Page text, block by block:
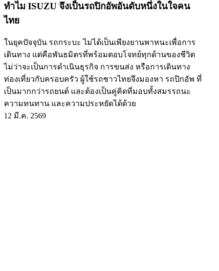
ทำไม ISUZU จึงเป็นรถปิกอัพอันดับหนึ่งในใจคน
ไทย
ในยุคปัจจุบัน รถกระบะ ไม่ได้เป็นเพียงยานพาหนะเพื่อการ
เดินทาง แต่คือพันธมิตรที่พร้อมตอบโจทย์ทุกด้านของชีวิต
ไม่ว่าจะเป็นการดำเนินธุรกิจ การขนส่ง หรือการเดินทาง
ท่องเที่ยวกับครอบครัว ผู้ใช้รถชาวไทยจึงมองหา รถปิกอัพ ที่
เป็นมากกว่ารถยนต์ และต้องเป็นคู่คิดที่มอบทั้งสมรรถนะ
ความทนทาน และความประหยัดได้ด้วย
12 มี.ค. 2569